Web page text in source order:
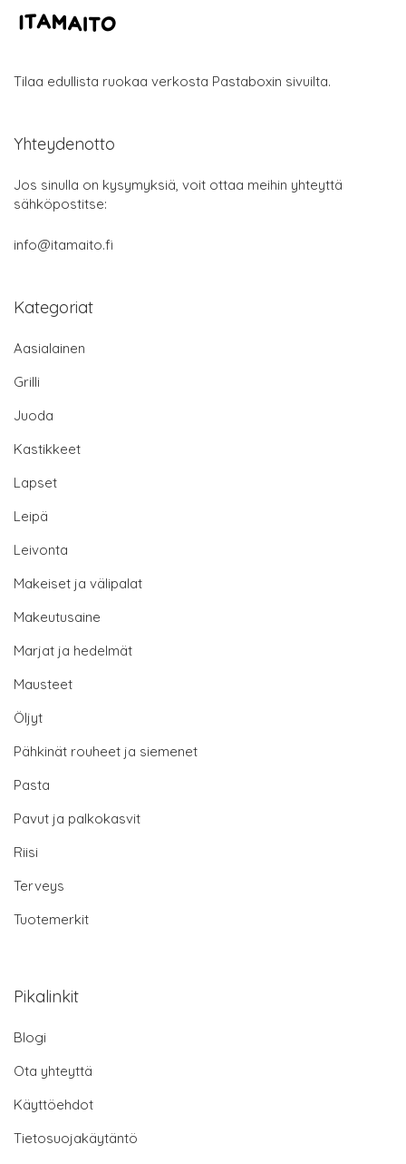
Tilaa edullista ruokaa verkosta Pastaboxin sivuilta.
Yhteydenotto
Jos sinulla on kysymyksiä, voit ottaa meihin yhteyttä
sähköpostitse:
info@itamaito.fi
Kategoriat
Aasialainen
Grilli
Juoda
Kastikkeet
Lapset
Leipä
Leivonta
Makeiset ja välipalat
Makeutusaine
Marjat ja hedelmät
Mausteet
Öljyt
Pähkinät rouheet ja siemenet
Pasta
Pavut ja palkokasvit
Riisi
Terveys
Tuotemerkit
Pikalinkit
Blogi
Ota yhteyttä
Käyttöehdot
Tietosuojakäytäntö